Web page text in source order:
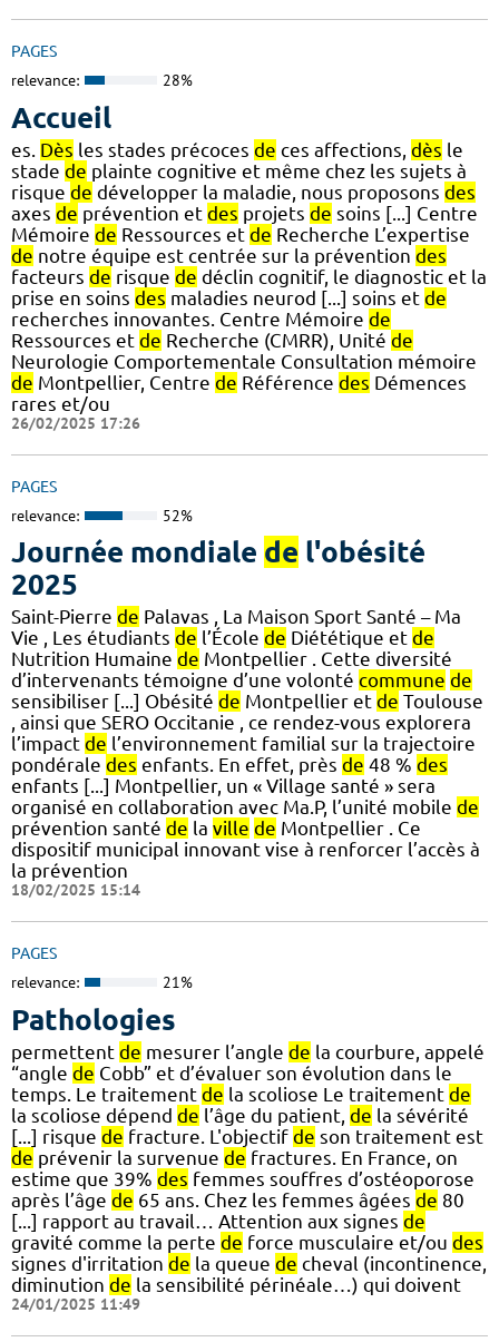
PAGES
relevance: 28%
Accueil
es. Dès les stades précoces de ces affections, dès le
stade de plainte cognitive et même chez les sujets à
risque de développer la maladie, nous proposons des
axes de prévention et des projets de soins [...] Centre
Mémoire de Ressources et de Recherche L’expertise
de notre équipe est centrée sur la prévention des
facteurs de risque de déclin cognitif, le diagnostic et la
prise en soins des maladies neurod [...] soins et de
recherches innovantes. Centre Mémoire de
Ressources et de Recherche (CMRR), Unité de
Neurologie Comportementale Consultation mémoire
de Montpellier, Centre de Référence des Démences
rares et/ou
26/02/2025 17:26
PAGES
relevance: 52%
Journée mondiale de l'obésité
2025
Saint-Pierre de Palavas , La Maison Sport Santé – Ma
Vie , Les étudiants de l’École de Diététique et de
Nutrition Humaine de Montpellier . Cette diversité
d’intervenants témoigne d’une volonté commune de
sensibiliser [...] Obésité de Montpellier et de Toulouse
, ainsi que SERO Occitanie , ce rendez-vous explorera
l’impact de l’environnement familial sur la trajectoire
pondérale des enfants. En effet, près de 48 % des
enfants [...] Montpellier, un « Village santé » sera
organisé en collaboration avec Ma.P, l’unité mobile de
prévention santé de la ville de Montpellier . Ce
dispositif municipal innovant vise à renforcer l’accès à
la prévention
18/02/2025 15:14
PAGES
relevance: 21%
Pathologies
permettent de mesurer l’angle de la courbure, appelé
“angle de Cobb” et d’évaluer son évolution dans le
temps. Le traitement de la scoliose Le traitement de
la scoliose dépend de l’âge du patient, de la sévérité
[...] risque de fracture. L'objectif de son traitement est
de prévenir la survenue de fractures. En France, on
estime que 39% des femmes souffres d’ostéoporose
après l’âge de 65 ans. Chez les femmes âgées de 80
[...] rapport au travail… Attention aux signes de
gravité comme la perte de force musculaire et/ou des
signes d'irritation de la queue de cheval (incontinence,
diminution de la sensibilité périnéale…) qui doivent
24/01/2025 11:49